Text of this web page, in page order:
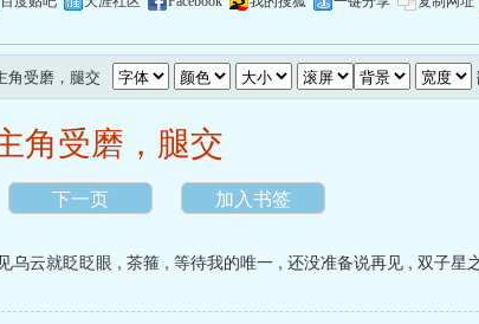
角受磨，腿交
角受磨，腿交
下一页 加入书签
乌云就眨眨眼 , 茶箍 , 等待我的唯一 , 还没准备说再见 , 双子星